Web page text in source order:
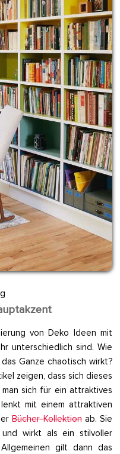
von Deko Ideen mit
unterschiedlich sind. Wie
Ganze chaotisch wirkt?
zeigen, dass sich dieses
sich für ein attraktives
mit einem attraktiven
Bücher-Kollektion ab. Sie
wirkt als ein stilvoller
gilt dann das